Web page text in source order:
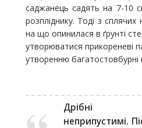
саджанець садять на 7-10
розпліднику. Тоді з
на що опинилася в ґрунті
утворюватися прикореневі
утворенню багатостовбурні
Дрібні
неприпустимі.